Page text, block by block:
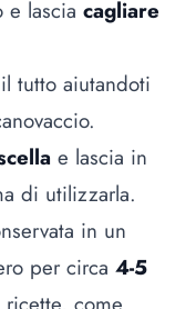
lascia cagliare
tutto aiutandoti
e lascia in
di utilizzarla.
in un
per circa 4-5